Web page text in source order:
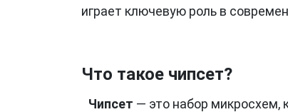
играет ключевую роль в
Что такое чипсет?
Чипсет — это набор микросхем,